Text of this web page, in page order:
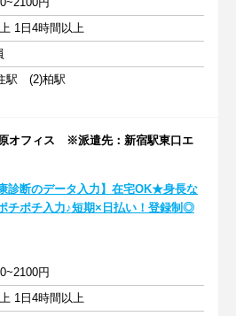
1日4時間以上
駅 (2)柏駅
オフィス ※派遣先：新宿駅東口エ
康診断のデータ入力】在宅OK★身長な
チポチ入力♪短期×日払い！登録制◎
円
1日4時間以上